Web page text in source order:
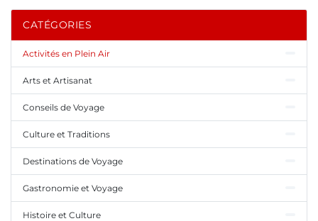
CATÉGORIES
Activités en Plein Air
Arts et Artisanat
Conseils de Voyage
Culture et Traditions
Destinations de Voyage
Gastronomie et Voyage
Histoire et Culture